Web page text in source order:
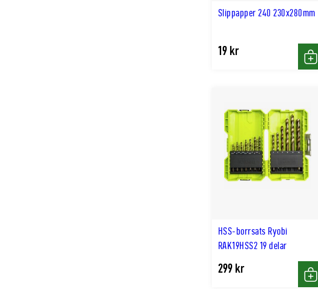
Slippapper 240 230x280mm
19 kr
Köp
HSS-borrsats Ryobi
RAK19HSS2 19 delar
299 kr
Köp